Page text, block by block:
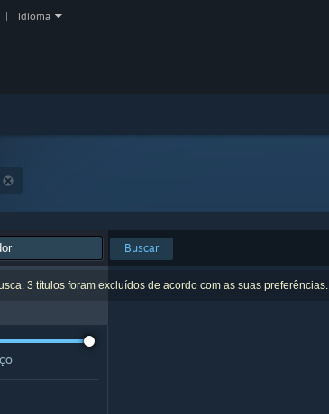
idioma
Buscar
3 títulos foram excluídos de acordo com as suas preferências.